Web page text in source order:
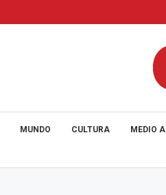
MUNDO CULTURA MEDIO